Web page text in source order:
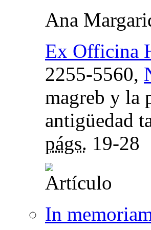
Ana
Ex Officina
2255-5560,
magreb y la
antigüedad
págs. 19-28
In